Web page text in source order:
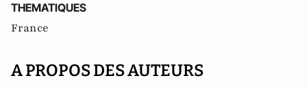
THEMATIQUES
France
A PROPOS DES AUTEURS